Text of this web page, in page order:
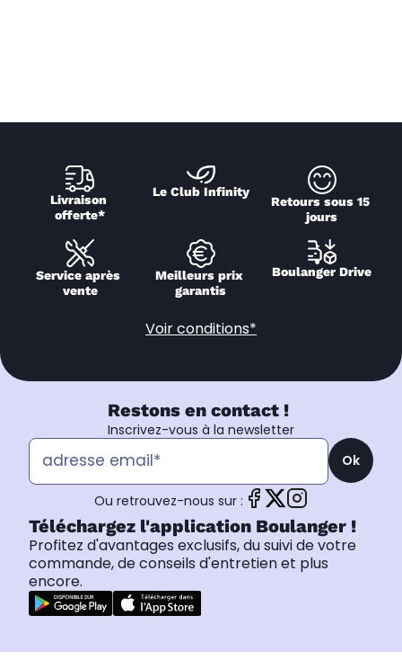
Livraison
offerte*
Le Club Infinity
Retours sous 15
jours
Service après
vente
Meilleurs prix
garantis
Boulanger Drive
Voir conditions*
Restons en contact !
Inscrivez-vous à la newsletter
Ok
Ou retrouvez-nous sur :
Téléchargez l'application Boulanger !
Profitez d'avantages exclusifs, du suivi de votre
commande, de conseils d'entretien et plus
encore.